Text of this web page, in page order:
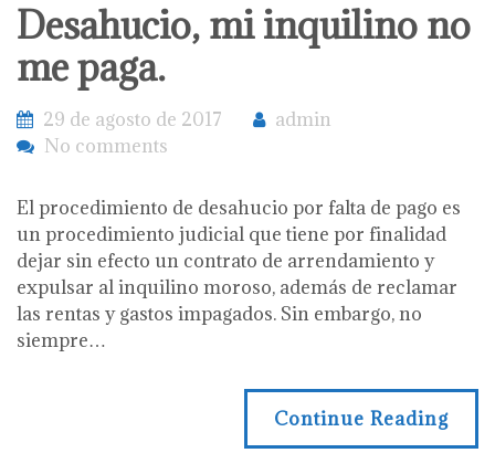
Desahucio, mi inquilino no
me paga.
29 de agosto de 2017
admin
No comments
El procedimiento de desahucio por falta de pago es
un procedimiento judicial que tiene por finalidad
dejar sin efecto un contrato de arrendamiento y
expulsar al inquilino moroso, además de reclamar
las rentas y gastos impagados. Sin embargo, no
siempre…
Continue Reading